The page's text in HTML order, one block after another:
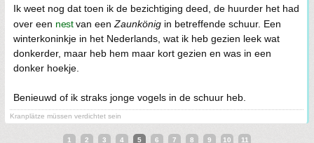
Ik weet nog dat toen ik de bezichtiging deed, de huurder het had
over een nestvan een Zaunkönig in betreffende schuur. Een
winterkoninkje in het Nederlands, wat ik heb gezien leek wat
donkerder, maar heb hem maar kort gezien en was in een
donker hoekje.
Benieuwd of ik straks jonge vogels in de schuur heb.
Kranplätze müssen verdichtet sein
1 2 3 4 5 6 7 8 9 10 11